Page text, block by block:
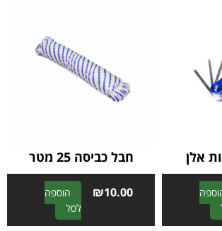
n
a
אלן
A
l
חבל כביסה 25 מטר
₪10.00
הוספה
לסל
A
l